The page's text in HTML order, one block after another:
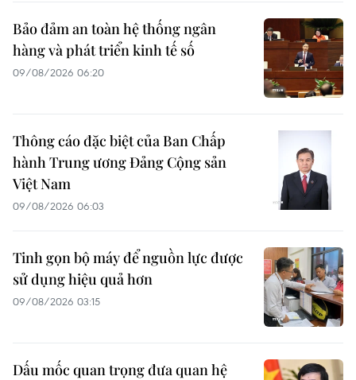
Bảo đảm an toàn hệ thống ngân
hàng và phát triển kinh tế số
09/08/2026 06:20
Thông cáo đặc biệt của Ban Chấp
hành Trung ương Đảng Cộng sản
Việt Nam
09/08/2026 06:03
Tinh gọn bộ máy để nguồn lực được
sử dụng hiệu quả hơn
09/08/2026 03:15
Dấu mốc quan trọng đưa quan hệ